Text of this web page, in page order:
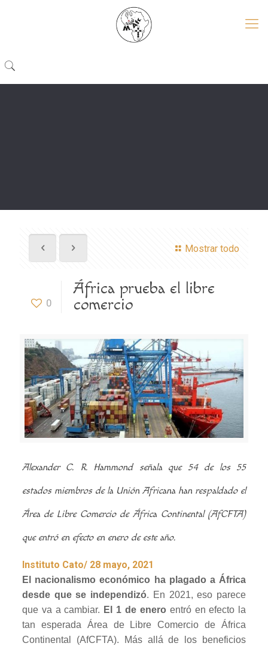
Mostrar todo
0
África prueba el libre
comercio
Alexander C. R. Hammond señala que 54 de los 55
estados miembros de la Unión Africana han respaldado el
Área de Libre Comercio de África Continental (AfCFTA)
que entró en efecto en enero de este año.
Instituto Cato/ 28 mayo, 2021
El nacionalismo económico ha plagado a África
desde que se independizó. En 2021, eso parece
que va a cambiar. El 1 de enero entró en efecto la
tan esperada Área de Libre Comercio de África
Continental (AfCFTA). Más allá de los beneficios